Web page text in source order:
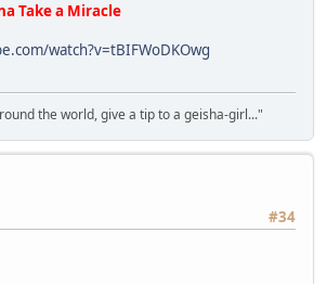
Take a Miracle
watch?v=tBIFWoDKOwg
the world, give a tip to a geisha-girl..."
#34